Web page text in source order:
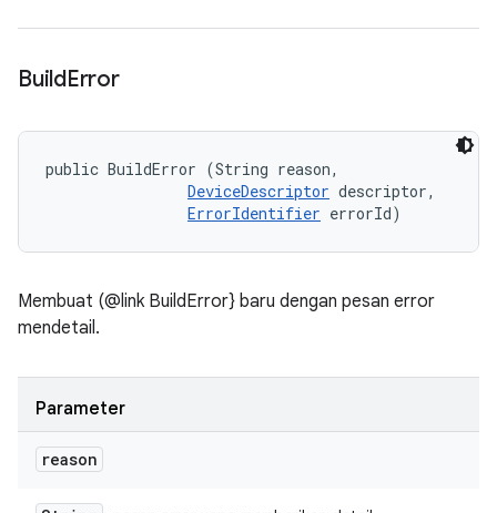
BuildError
public BuildError (String reason,
DeviceDescriptor descriptor,
ErrorIdentifier errorId)
Membuat (@link BuildError} baru dengan pesan error
mendetail.
Parameter
reason